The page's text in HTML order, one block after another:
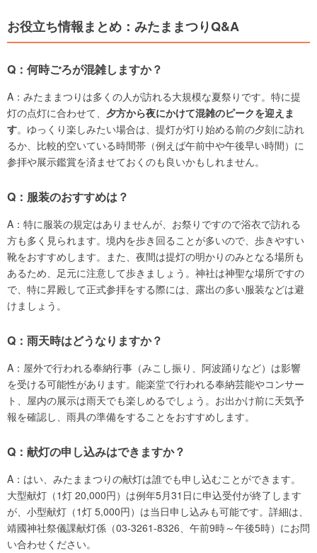
お役立ち情報まとめ：みたままつりQ&A
Q：何時ごろが混雑しますか？
A：みたままつりは多くの人が訪れる大規模な夏祭りです。特に提
灯の点灯に合わせて、 夕方から夜にかけて混雑のピークを迎えま
す。ゆっくり楽しみたい場合は、提灯が灯り始める前の夕刻に訪れ
るか、比較的空いている時間帯（例えば午前中や午後早い時間）に
参拝や展示鑑賞を済ませておくのも良いかもしれません。
Q：服装のおすすめは？
A：特に服装の規定はありませんが、お祭りですので浴衣で訪れる
方も多く見られます。境内を歩き回ることが多いので、歩きやすい
靴をおすすめします。また、夜間は提灯の明かりのみとなる場所も
あるため、足元に注意して歩きましょう。神社は神聖な場所ですの
で、特に昇殿して正式参拝をする際には、露出の多い服装などは避
けましょう。
Q：雨天時はどうなりますか？
A：屋外で行われる奉納行事（みこし振り、阿波踊りなど）は影響
を受ける可能性があります。能楽堂で行われる奉納芸能やコンサー
ト、屋内の展示は雨天でも楽しめるでしょう。お出かけ前に天気予
報を確認し、雨具の準備をすることをおすすめします。
Q：献灯の申し込みはできますか？
A：はい、みたままつりの献灯は誰でも申し込むことができます。
大型献灯（1灯 20,000円）は例年5月31日に申込受付が終了します
が、小型献灯（1灯 5,000円）は当日申し込みも可能です。詳細は、
靖國神社祭儀課献灯係（03-3261-8326、午前9時～午後5時）にお問
い合わせください。